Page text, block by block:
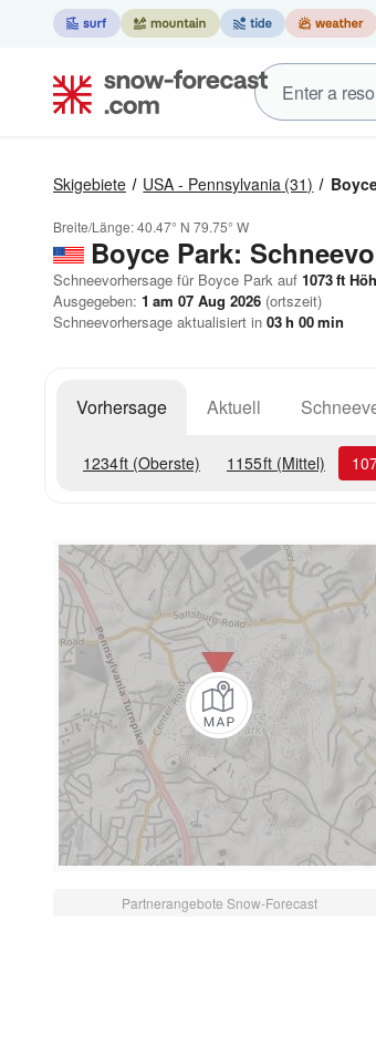
Skigebiete USA - Pennsylvania (31)
Breite/Länge:40.47° N 79.75° W
Boyce Park:
Schneevorhersage für Boyce Park auf 1073ft
Ausgegeben: 1 am 07 Aug 2026 (ortszeit)
Schneevorhersage aktualisiert in 03h 00min
Vorhersage Aktuell
1234ft (Oberste) 1155ft (Mittel)
Partnerangebote Snow-Forecast